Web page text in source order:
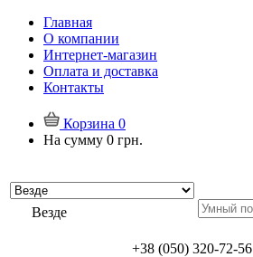
Главная
О компании
Интернет-магазин
Оплата и доставка
Контакты
Корзина 0
На сумму 0 грн.
Везде
+38 (050) 320-72-56